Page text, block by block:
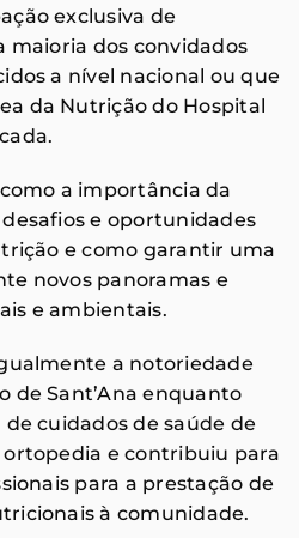
exclusiva de
maioria dos convidados
a nível nacional ou que
da Nutrição do Hospital
a importância da
e oportunidades
e como garantir uma
novos panoramas e
e ambientais.
a notoriedade
de Sant’Ana enquanto
cuidados de saúde de
ortopedia e contribuiu para
para a prestação de
à comunidade.